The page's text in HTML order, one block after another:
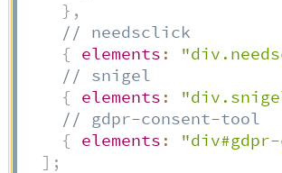
} ,
// needsclick
{
elements :
// snigel
{
elements :
// gdpr-consent-tool
{
elements :
] ;